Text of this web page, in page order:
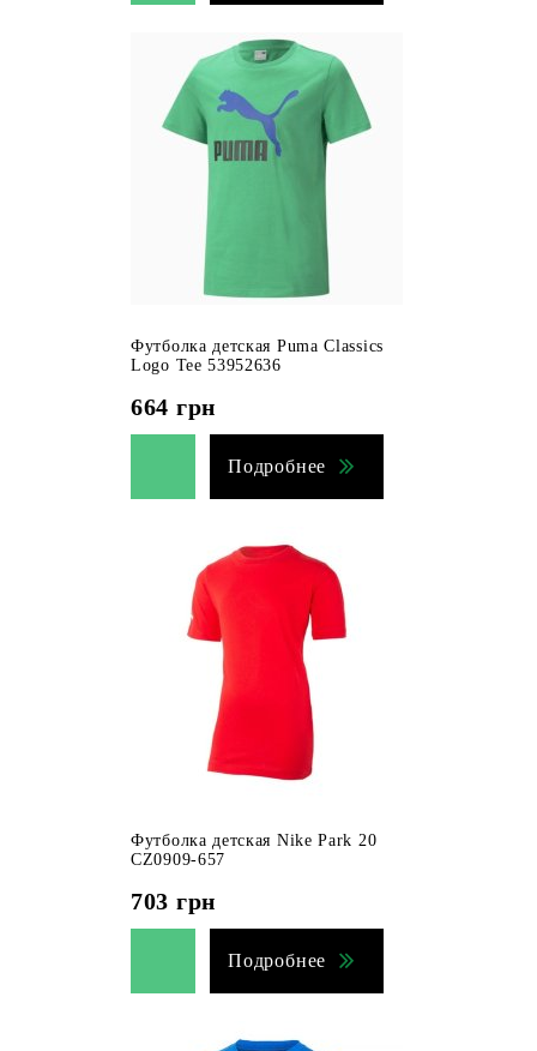
Футболка детская Puma Classics
Logo Tee 53952636
664 грн
Подробнее
Футболка детская Nike Park 20
CZ0909-657
703 грн
Подробнее